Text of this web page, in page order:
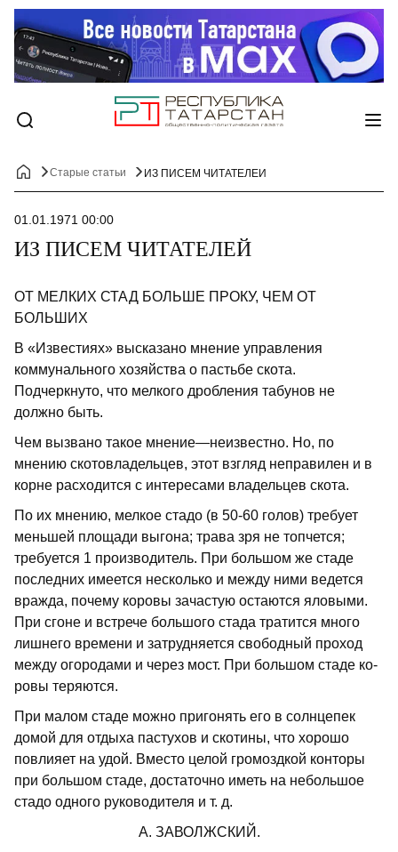
Старые статьи ИЗ ПИСЕМ ЧИТАТЕЛЕЙ
01.01.1971 00:00
ИЗ ПИСЕМ ЧИТАТЕЛЕЙ
ОТ МЕЛКИХ СТАД БОЛЬШЕ ПРОКУ, ЧЕМ ОТ
БОЛЬШИХ
В «Известиях» высказано мнение управ­ления
коммунального хозяйства о пастьбе скота.
Подчеркнуто, что мелкого дробления табунов не
должно быть.
Чем вызвано такое мнение—неизвестно. Но, по
мнению скотовладельцев, этот взгляд неправилен и в
корне расходится с интере­сами владельцев скота.
По их мнению, мелкое стадо (в 50-60 го­лов) требует
меньшей площади выгона; тра­ва зря не топчется;
требуется 1 производи­тель. При большом же стаде
последних имеется несколько и между ними ведется
вражда, почему коровы зачастую остаются яловыми.
При сгоне и встрече большого ста­да тратится много
лишнего времени и за­трудняется свободный проход
между огоро­дами и через мост. При большом стаде ко­
ровы теряются.
При малом стаде можно пригонять его в солнцепек
домой для отдыха пастухов и скотины, что хорошо
повлияет на удой. Вместо целой громоздкой конторы
при боль­шом стаде, достаточно иметь на небольшое
стадо одного руководителя и т. д.
А. ЗАВОЛЖСКИЙ.